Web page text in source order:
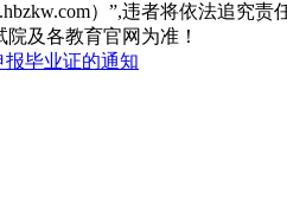
）”,违者将依法追究责
及各教育官网为准！
报毕业证的通知